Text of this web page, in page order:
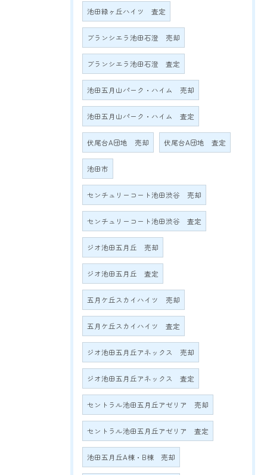
池田緑ヶ丘ハイツ 査定
ブランシエラ池田石澄 売却
ブランシエラ池田石澄 査定
池田五月山パーク・ハイム 売却
池田五月山パーク・ハイム 査定
伏尾台A団地 売却 伏尾台A団地 査定
池田市
センチュリーコート池田渋谷 売却
センチュリーコート池田渋谷 査定
ジオ池田五月丘 売却
ジオ池田五月丘 査定
五月ケ丘スカイハイツ 売却
五月ケ丘スカイハイツ 査定
ジオ池田五月丘アネックス 売却
ジオ池田五月丘アネックス 査定
セントラル池田五月丘アゼリア 売却
セントラル池田五月丘アゼリア 査定
池田五月丘A棟・B棟 売却